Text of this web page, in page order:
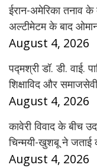
ईरान-अमेरिका तनाव
अल्टीमेटम के बाद
August 4, 2026
पद्मश्री डॉ. डी. वाई.
शिक्षाविद और समाजसेवी
August 4, 2026
कावेरी विवाद के बीच
चिन्मयी-खुशबू ने जताई
August 4, 2026